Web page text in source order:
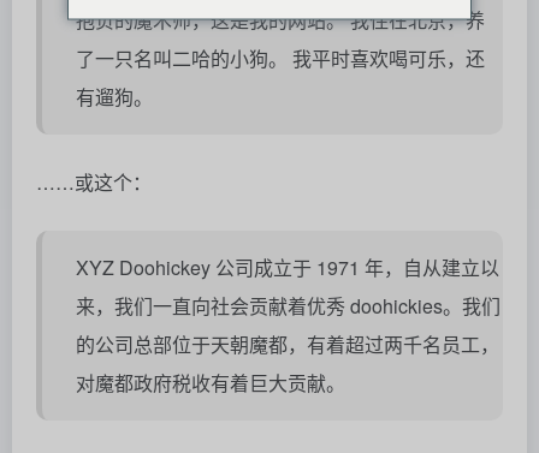
抱负的魔术师，这是我的网站。 我住在北京，养
了一只名叫二哈的小狗。 我平时喜欢喝可乐，还
有遛狗。
……或这个：
XYZ Doohickey 公司成立于 1971 年，自从建立以
来，我们一直向社会贡献着优秀 doohickies。我们
的公司总部位于天朝魔都，有着超过两千名员工，
对魔都政府税收有着巨大贡献。